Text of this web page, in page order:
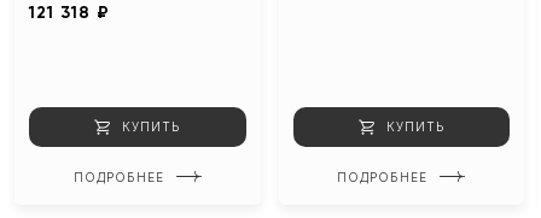
121 318 ₽
КУПИТЬ
ПОДРОБНЕЕ
КУПИТЬ
ПОДРОБНЕЕ